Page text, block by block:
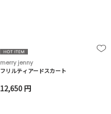
merry jenny
フリルティアードスカート
12,650 円